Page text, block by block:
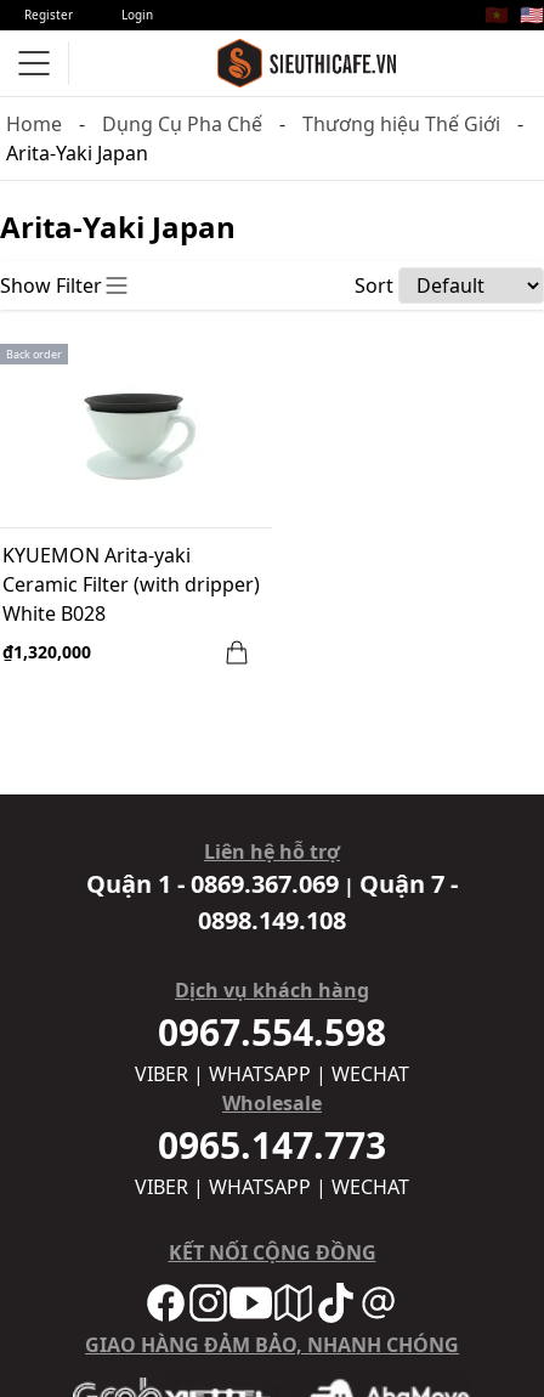
Register Login 🇻🇳 🇺🇸
Home Dụng Cụ Pha Chế
Thương hiệu Thế Giới
Arita-Yaki Japan
Arita-Yaki Japan
Show Filter Sort
Back order
KYUEMON Arita-yaki
Ceramic Filter (with dripper)
White B028
₫1,320,000
Liên hệ hỗ trợ
Quận 1 - 0869.367.069 | Quận 7 -
0898.149.108
Dịch vụ khách hàng
0967.554.598
VIBER | WHATSAPP | WECHAT
Wholesale
0965.147.773
VIBER | WHATSAPP | WECHAT
KẾT NỐI CỘNG ĐỒNG
GIAO HÀNG ĐẢM BẢO, NHANH CHÓNG